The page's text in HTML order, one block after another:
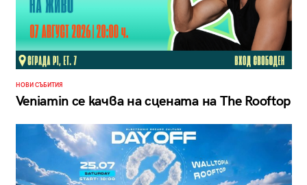
НОВИ СЪБИТИЯ
Veniamin се качва на сцената на The Rooftop